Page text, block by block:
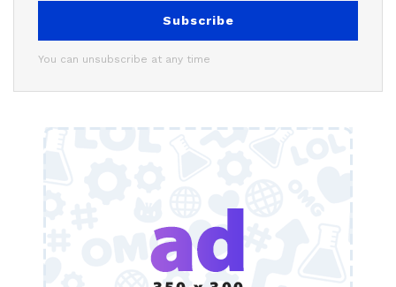
Subscribe
You can unsubscribe at any time